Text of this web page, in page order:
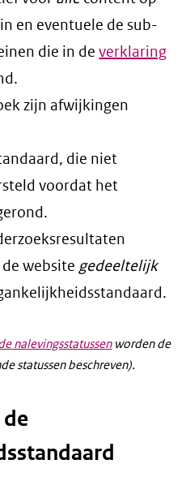
en eventuele de sub-
die in deverklaring
zijn afwijkingen
die niet
voordat het
websitegedeeltelijk
nalevingsstatussenworden de
statussen beschreven).